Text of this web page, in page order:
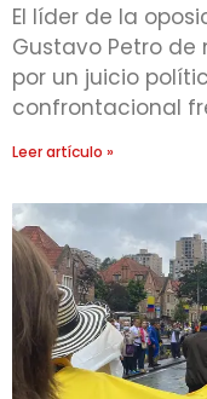
El líder de la
Gustavo Petro
por un juicio
confrontacional
Leer artículo »